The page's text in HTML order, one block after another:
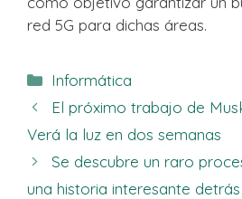
red 5G para dichas áreas.
Categorías
Informática
El próximo trabajo de
Verá la luz en dos semanas
Se descubre un raro
una historia interesante